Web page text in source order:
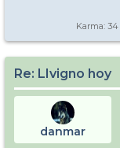
Karma: 34
Re: LIvigno hoy
danmar